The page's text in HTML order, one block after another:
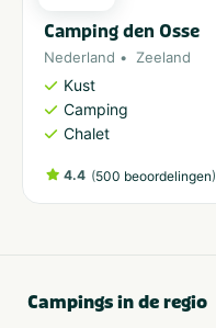
Camping den Osse
Nederland Zeeland
Kust
Camping
Chalet
4.4 (500 beoordelingen)
Campings in de regio